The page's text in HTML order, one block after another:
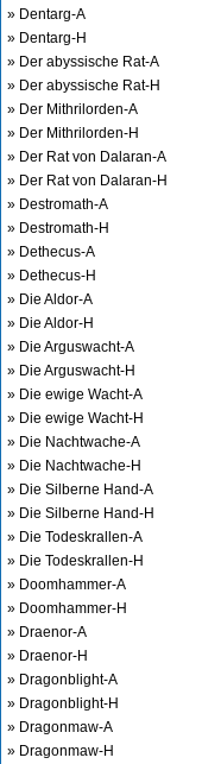
» Dentarg-A
» Dentarg-H
» Der abyssische Rat-A
» Der abyssische Rat-H
» Der Mithrilorden-A
» Der Mithrilorden-H
» Der Rat von Dalaran-A
» Der Rat von Dalaran-H
» Destromath-A
» Destromath-H
» Dethecus-A
» Dethecus-H
» Die Aldor-A
» Die Aldor-H
» Die Arguswacht-A
» Die Arguswacht-H
» Die ewige Wacht-A
» Die ewige Wacht-H
» Die Nachtwache-A
» Die Nachtwache-H
» Die Silberne Hand-A
» Die Silberne Hand-H
» Die Todeskrallen-A
» Die Todeskrallen-H
» Doomhammer-A
» Doomhammer-H
» Draenor-A
» Draenor-H
» Dragonblight-A
» Dragonblight-H
» Dragonmaw-A
» Dragonmaw-H